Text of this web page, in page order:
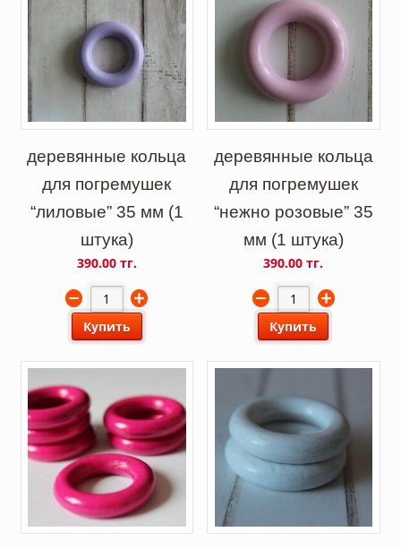
деревянные кольца
для погремушек
“лиловые” 35 мм (1
штука)
390.00 тг.
Купить
деревянные кольца
для погремушек
“нежно розовые” 35
мм (1 штука)
390.00 тг.
Купить